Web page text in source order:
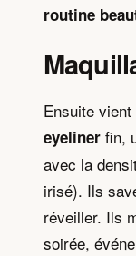
routine
Ensuite
eyeliner fin,
avec la
irisé). Ils
réveiller. Ils
soirée,